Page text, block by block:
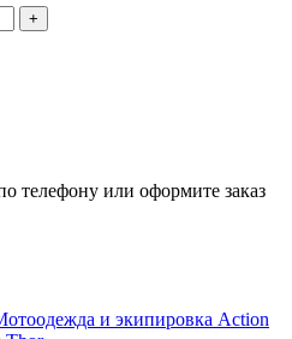
+
телефону или оформите заказ
и экипировка Action